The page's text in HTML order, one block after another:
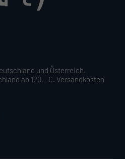
und Österreich.
ab 120,- €. Versandkosten